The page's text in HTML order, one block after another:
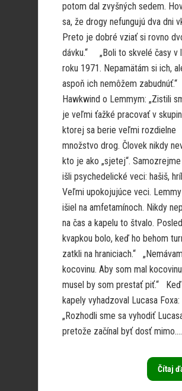
potom dal zvyšných sedem.
sa, že drogy nefungujú dva dni
Preto je dobré vziať si rovno
dávku.“ „Boli to skvelé časy v
roku 1971. Nepamätám si ich,
aspoň ich nemôžem zabudnúť.“
Hawkwind o Lemmym: „Zistili
je veľmi ťažké pracovať v
ktorej sa berie veľmi rozdielne
množstvo drog. Človek nikdy
kto je ako „sjetej“.
išli psychedelické veci: hašiš,
Veľmi upokojujúce veci.
išiel na amfetamínoch. Nikdy
na čas a kapelu to štvalo.
kvapkou bolo, keď ho behom
zatkli na hraniciach.“ „Nemávam
kocovinu. Aby som mal
musel by som prestať piť.“
kapely vyhadzoval Lucasa Foxa:
„Rozhodli sme sa vyhodiť
pretože začínal byť dosť mimo....
Čítaj